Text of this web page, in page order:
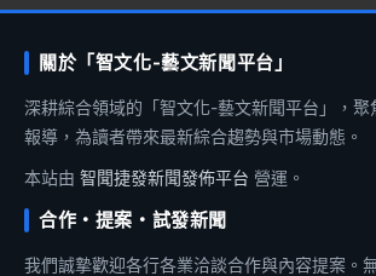
關於「智文化-藝文新聞平台」
深耕綜合領域的「智文化-藝文新聞平台」，聚
報導，為讀者帶來最新綜合趨勢與市場動態。
本站由 智聞捷發新聞發佈平台 營運。
合作・提案・試發新聞
我們誠摯歡迎各行各業洽談合作與內容提案。